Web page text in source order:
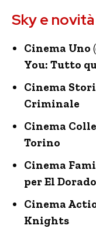
Sky e
Cinema Uno
You: Tutto
Cinema
Criminale
Cinema
Torino
Cinema
per El Dorado
Cinema
Knights